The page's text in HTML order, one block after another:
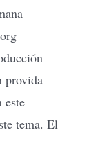
provida
este
tema. El